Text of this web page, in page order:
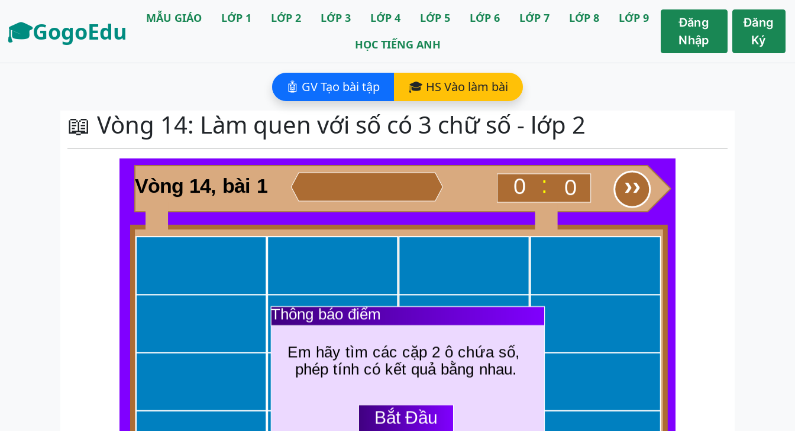
🎓GogoEdu MẪU GIÁO LỚP 1 LỚP 2 LỚP 3 LỚP 4 LỚP 5 LỚP 6 LỚP 7 LỚP 8
LỚP 9
HỌC TIẾNG ANH
Đăng
Nhập
Đăng
Ký
🤖 GV Tạo bài tập 🎓 HS Vào làm bài
📖 Vòng 14: Làm quen với số có 3 chữ số - lớp 2